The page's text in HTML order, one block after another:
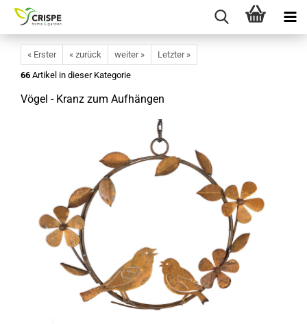
« Erster « zurück weiter »
Letzter »
66 Artikel in dieser Kategorie
Vögel - Kranz zum Aufhängen